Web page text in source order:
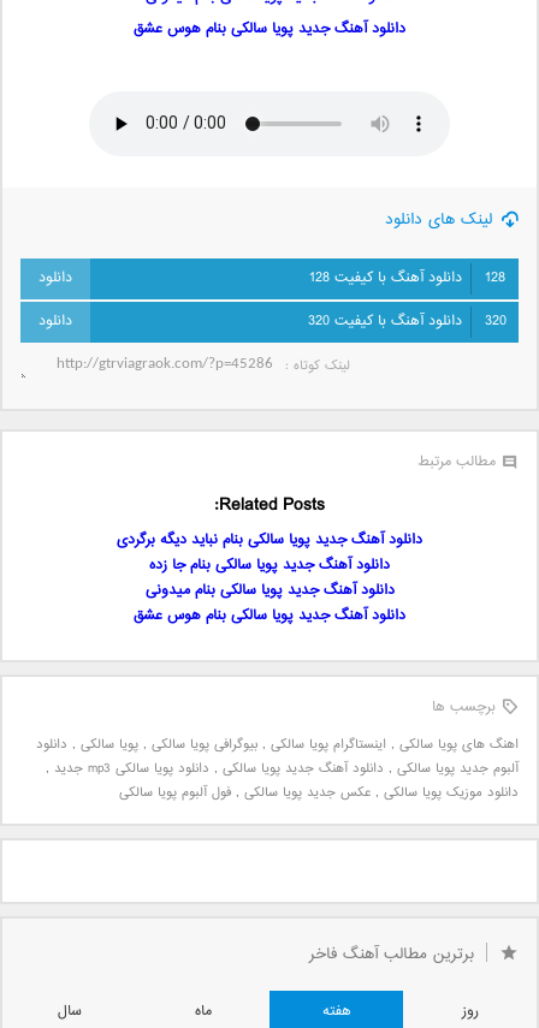
دانلود آهنگ جدید پویا سالکی بنام هوس عشق
لینک های دانلود
128
دانلود آهنگ با کیفیت 128
320
دانلود آهنگ با کیفیت 320
لینک کوتاه‌ :
مطالب مرتبط
Related Posts:
دانلود آهنگ جدید پویا سالکی بنام نباید دیگه برگردی
دانلود آهنگ جدید پویا سالکی بنام جا زده
دانلود آهنگ جدید پویا سالکی بنام میدونی
دانلود آهنگ جدید پویا سالکی بنام هوس عشق
برچسب ها
اهنگ های پویا سالکی , اینستاگرام پویا سالکی , بیوگرافی پویا سالکی , پویا سالکی , دانلود
آلبوم جدید پویا سالکی , دانلود آهنگ جدید پویا سالکی , دانلود پویا سالکی mp3 جدید
,
دانلود موزیک پویا سالکی , عکس جدید پویا سالکی , فول آلبوم پویا سالکی
برترین مطالب آهنگ فاخر
روز هفته ماه
سال